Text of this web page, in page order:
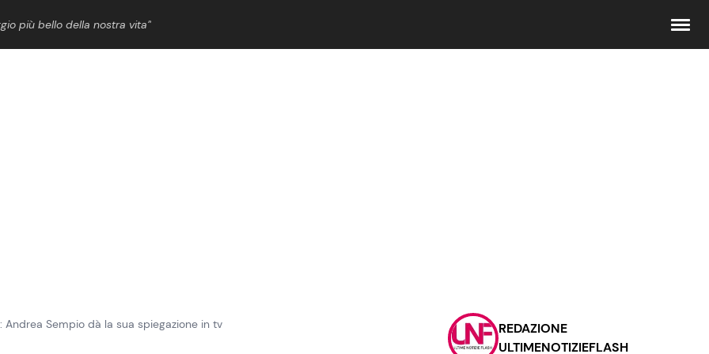
più bello della nostra vita”
Contattaci
Pubblicità
Sempio dà la sua spiegazione in tv
REDAZIONE
ULTIMENOTIZIEFLASH